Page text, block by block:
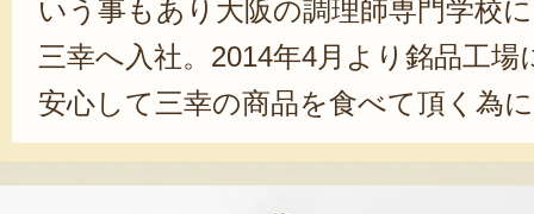
いう事もあり大阪の調理師専門学校
三幸へ入社。2014年4月より銘品工場
安心して三幸の商品を食べて頂く為
り前に」をモットーに仕事に取り組
築き上げてきた三幸の伝統を守りつ